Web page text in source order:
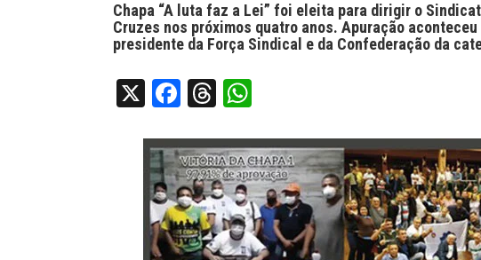
Chapa “A luta faz a Lei” foi eleita para dirigir o
Cruzes nos próximos quatro anos. Apuração
presidente da Força Sindical e da Confederação da
X Facebook
Threads